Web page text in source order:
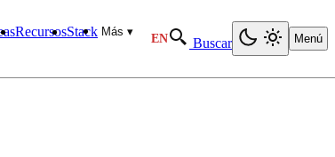
EN Buscar Menú
RecursosStack Más ▾